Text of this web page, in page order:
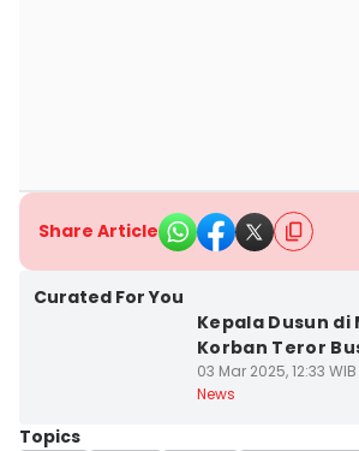
Share Article
Curated For You
Kepala Dusun di
Korban Teror
03 Mar 2025, 12:33 WIB
News
Topics